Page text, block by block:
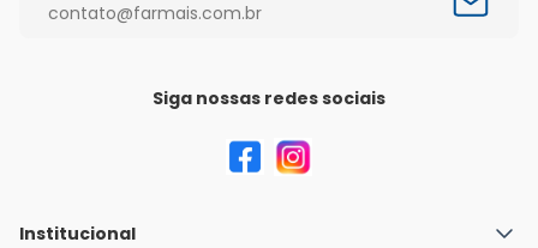
contato@farmais.com.br
Siga nossas redes sociais
Institucional